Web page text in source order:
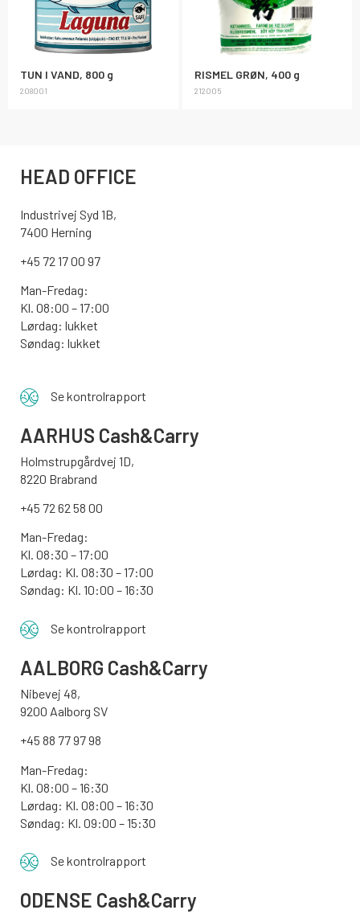
TUN I VAND, 800 g
208001
RISMEL GRØN, 400 g
212005
HEAD OFFICE
Industrivej Syd 1B,
7400 Herning
+45 72 17 00 97
Man-Fredag:
Kl. 08:00 – 17:00
Lørdag: lukket
Søndag: lukket
Se kontrolrapport
AARHUS Cash&Carry
Holmstrupgårdvej 1D,
8220 Brabrand
+45 72 62 58 00
Man-Fredag:
Kl. 08:30 – 17:00
Lørdag: Kl. 08:30 – 17:00
Søndag: Kl. 10:00 – 16:30
Se kontrolrapport
AALBORG Cash&Carry
Nibevej 48,
9200 Aalborg SV
+45 88 77 97 98
Man-Fredag:
Kl. 08:00 – 16:30
Lørdag: Kl. 08:00 – 16:30
Søndag: Kl. 09:00 – 15:30
Se kontrolrapport
ODENSE Cash&Carry